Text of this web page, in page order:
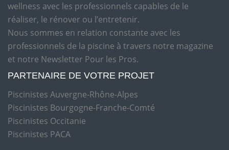
wellness avec les professionnels capables de le
réaliser, le rénover ou l’entretenir.
Nous sommes en relation constante avec les
professionnels de la piscine à travers notre magazine
et notre Newsletter Pour les Pros.
PARTENAIRE DE VOTRE PROJET
Piscinistes Auvergne-Rhône-Alpes
Piscinistes Bourgogne-Franche-Comté
Piscinistes Occitanie
Piscinistes PACA